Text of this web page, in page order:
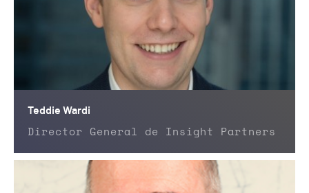
Teddie Wardi
Director General de Insight Partners